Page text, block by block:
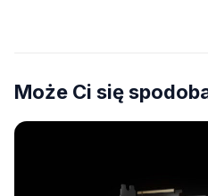
Może Ci się